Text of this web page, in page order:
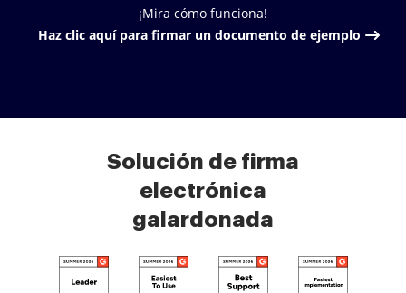
¡Mira cómo funciona!
Haz clic aquí para firmar un documento de ejemplo
Solución de firma
electrónica
galardonada